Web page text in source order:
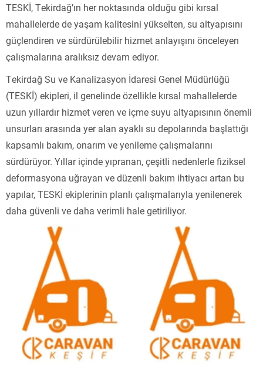
TESKİ, Tekirdağ’ın her noktasında olduğu gibi kırsal
mahallelerde de yaşam kalitesini yükselten, su altyapısını
güçlendiren ve sürdürülebilir hizmet anlayışını önceleyen
çalışmalarına aralıksız devam ediyor.
Tekirdağ Su ve Kanalizasyon İdaresi Genel Müdürlüğü
(TESKİ) ekipleri, il genelinde özellikle kırsal mahallelerde
uzun yıllardır hizmet veren ve içme suyu altyapısının önemli
unsurları arasında yer alan ayaklı su depolarında başlattığı
kapsamlı bakım, onarım ve yenileme çalışmalarını
sürdürüyor. Yıllar içinde yıpranan, çeşitli nedenlerle fiziksel
deformasyona uğrayan ve düzenli bakım ihtiyacı artan bu
yapılar, TESKİ ekiplerinin planlı çalışmalarıyla yenilenerek
daha güvenli ve daha verimli hale getiriliyor.